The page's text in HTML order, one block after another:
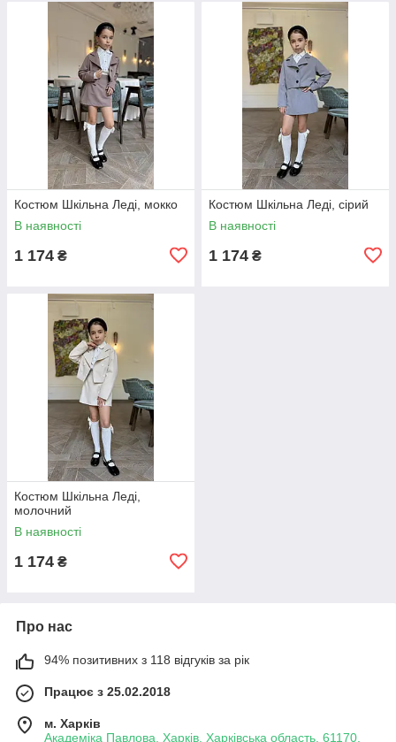
Костюм Шкільна Леді, мокко
В наявності
1 174 ₴
Костюм Шкільна Леді, сірий
В наявності
1 174 ₴
Костюм Шкільна Леді,
молочний
В наявності
1 174 ₴
Про нас
94% позитивних з 118 відгуків за рік
Працює з 25.02.2018
м. Харків
Академіка Павлова, Харків, Харківська область, 61170,